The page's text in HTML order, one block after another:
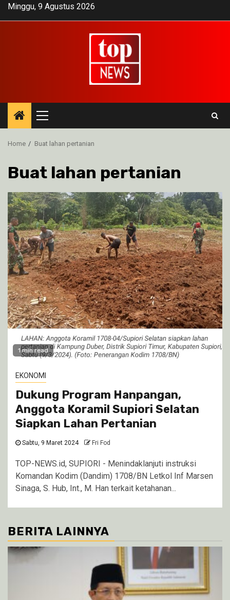
SkipMinggu, 9 Agustus 2026
Primary
Menu
Home Buat lahan pertanian
Buat lahan pertanian
1 min read
EKONOMI
Dukung Program Hanpangan,
Anggota Koramil Supiori Selatan
Siapkan Lahan Pertanian
Sabtu, 9 Maret 2024 Fri Fod
TOP-NEWS.id, SUPIORI - Menindaklanjuti instruksi
Komandan Kodim (Dandim) 1708/BN Letkol Inf Marsen
Sinaga, S. Hub, Int., M. Han terkait ketahanan...
BERITA LAINNYA